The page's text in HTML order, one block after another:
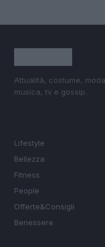
Attualità, costume,
musica, tv e gossip.
Lifestyle
Bellezza
Fitness
People
Offerte&Consigli
Benessere